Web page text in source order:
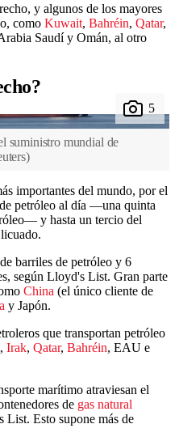
y algunos de los mayores
como Kuwait, Bahréin, Qatar,
Saudí y Omán, al otro
suministro mundial de
)
importantes del mundo, por el
petróleo al día —una quinta
y hasta un tercio del
licuado.
barriles de petróleo y 6
según Lloyd's List. Gran parte
China (el único cliente de
y Japón.
que transportan petróleo
, Irak, Qatar, Bahréin, EAU e
marítimo atraviesan el
de gas natural
List. Esto supone más de